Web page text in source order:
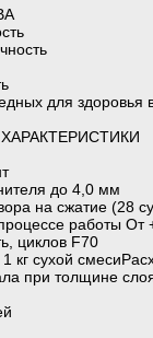
для здоровья
до 4,0 мм
на сжатие (28
работы От
циклов F70
кг сухой
при толщине